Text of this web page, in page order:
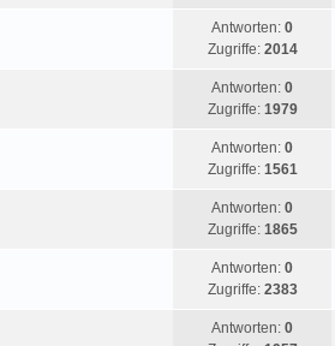
Antworten: 0
Zugriffe: 2014
Antworten: 0
Zugriffe: 1979
Antworten: 0
Zugriffe: 1561
Antworten: 0
Zugriffe: 1865
Antworten: 0
Zugriffe: 2383
Antworten: 0